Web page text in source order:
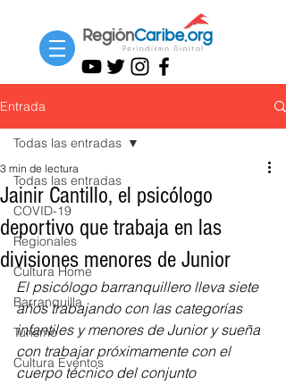
Entrada
Todas las entradas
COVID-19
Regionales
Cultura Home
Barranquilla
Turismo
Cultura Eventos
Todas las entradas
Jainir Cantillo, el psicólogo
deportivo que trabaja en las
divisiones menores de Junior
3 min de lectura
El psicólogo barranquillero lleva siete
años trabajando con las categorías
infantiles y menores de Junior y sueña
con trabajar próximamente con el
cuerpo técnico del conjunto